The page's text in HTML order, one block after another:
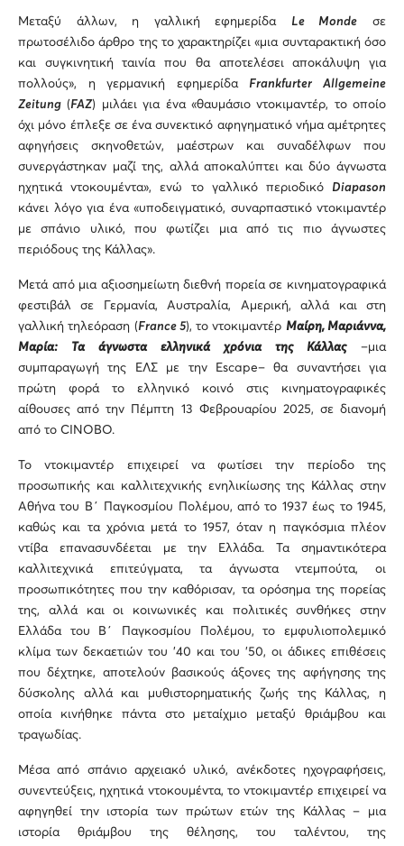
Μεταξύ άλλων, η γαλλική εφημερίδα Le Monde σε
πρωτοσέλιδο άρθρο της το χαρακτηρίζει «μια συνταρακτική όσο
και συγκινητική ταινία που θα αποτελέσει αποκάλυψη για
πολλούς», η γερμανική εφημερίδα FrankfurterAllgemeine
Zeitung (FAZ) μιλάει για ένα «θαυμάσιο ντοκιμαντέρ, το οποίο
όχι μόνο έπλεξε σε ένα συνεκτικό αφηγηματικό νήμα αμέτρητες
αφηγήσεις σκηνοθετών, μαέστρων και συναδέλφων που
συνεργάστηκαν μαζί της, αλλά αποκαλύπτει και δύο άγνωστα
ηχητικά ντοκουμέντα», ενώ το γαλλικό περιοδικό Diapason
κάνει λόγο για ένα «υποδειγματικό, συναρπαστικό ντοκιμαντέρ
με σπάνιο υλικό, που φωτίζει μια από τις πιο άγνωστες
περιόδους της Κάλλας».
Μετά από μια αξιοσημείωτη διεθνή πορεία σε κινηματογραφικά
φεστιβάλ σε Γερμανία, Αυστραλία, Αμερική, αλλά και στη
γαλλική τηλεόραση (France 5), το ντοκιμαντέρ Μαίρη, Μαριάννα,
Μαρία: Τα άγνωστα ελληνικά χρόνια της Κάλλας–μια
συμπαραγωγή της ΕΛΣ με την Escape– θα συναντήσει για
πρώτη φορά το ελληνικό κοινό στις κινηματογραφικές
αίθουσες από την Πέμπτη 13 Φεβρουαρίου 2025, σε διανομή
από το CINOBO.
Το ντοκιμαντέρ επιχειρεί να φωτίσει την περίοδο της
προσωπικής και καλλιτεχνικής ενηλικίωσης της Κάλλας στην
Αθήνα του Β΄ Παγκοσμίου Πολέμου, από το 1937 έως το 1945,
καθώς και τα χρόνια μετά το 1957, όταν η παγκόσμια πλέον
ντίβα επανασυνδέεται με την Ελλάδα. Τα σημαντικότερα
καλλιτεχνικά επιτεύγματα, τα άγνωστα ντεμπούτα, οι
προσωπικότητες που την καθόρισαν, τα ορόσημα της πορείας
της, αλλά και οι κοινωνικές και πολιτικές συνθήκες στην
Ελλάδα του Β΄ Παγκοσμίου Πολέμου, το εμφυλιοπολεμικό
κλίμα των δεκαετιών του ’40 και του ’50, οι άδικες επιθέσεις
που δέχτηκε, αποτελούν βασικούς άξονες της αφήγησης της
δύσκολης αλλά και μυθιστορηματικής ζωής της Κάλλας, η
οποία κινήθηκε πάντα στο μεταίχμιο μεταξύ θριάμβου και
τραγωδίας.
Μέσα από σπάνιο αρχειακό υλικό, ανέκδοτες ηχογραφήσεις,
συνεντεύξεις, ηχητικά ντοκουμέντα, το ντοκιμαντέρ επιχειρεί να
αφηγηθεί την ιστορία των πρώτων ετών της Κάλλας – μια
ιστορία θριάμβου της θέλησης, του ταλέντου, της